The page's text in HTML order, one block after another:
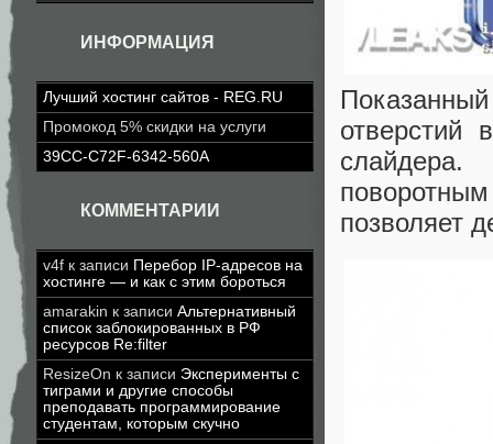
ИНФОРМАЦИЯ
Лучший хостинг сайтов - REG.RU
Промокод 5% скидки на услуги
39CC-C72F-6342-560A
КОММЕНТАРИИ
v4f к записи Перебор IP-адресов на
хостинге — и как с этим бороться
amarakin к записи Альтернативный
список заблокированных в РФ
ресурсов Re:filter
ResizeOn к записи Эксперименты с
тиграми и другие способы
преподавать программирование
студентам, которым скучно
отверстий
позволяет